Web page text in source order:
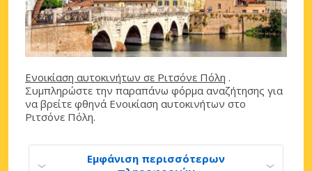
Ενοικίαση αυτοκινήτων σε Ριτσόνε Πόλη .
Συμπληρώστε την παραπάνω φόρμα αναζήτησης για
να βρείτε φθηνά Ενοικίαση αυτοκινήτων στο
Ριτσόνε Πόλη.
Εμφάνιση περισσότερων